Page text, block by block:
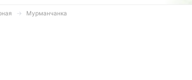
Мурманчанка